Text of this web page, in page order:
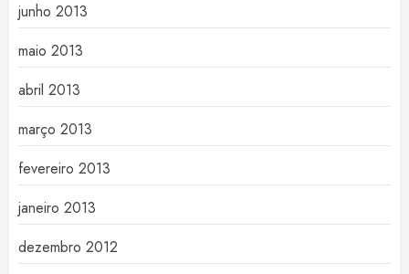
junho 2013
maio 2013
abril 2013
março 2013
fevereiro 2013
janeiro 2013
dezembro 2012